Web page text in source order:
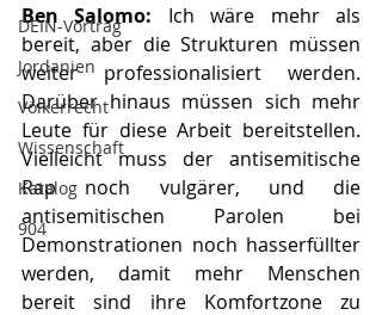
DEIN-Vortrag
Jordanien
Völkerrecht
Wissenschaft
Katalog
904
Ben Salomo: Ich wäre mehr als
bereit, aber die Strukturen müssen
weiter professionalisiert werden.
Darüber hinaus müssen sich mehr
Leute für diese Arbeit bereitstellen.
Vielleicht muss der antisemitische
Rap noch vulgärer, und die
antisemitischen Parolen bei
Demonstrationen noch hasserfüllter
werden, damit mehr Menschen
bereit sind ihre Komfortzone zu